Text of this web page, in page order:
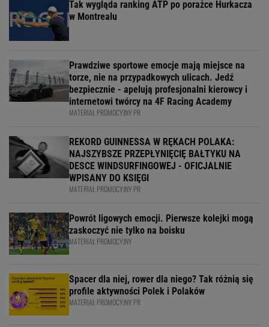
Tak wygląda ranking ATP po porażce Hurkacza
w Montrealu
Prawdziwe sportowe emocje mają miejsce na
torze, nie na przypadkowych ulicach. Jedź
bezpiecznie - apelują profesjonalni kierowcy i
internetowi twórcy na 4F Racing Academy
MATERIAŁ PROMOCYJNY PR
REKORD GUINNESSA W RĘKACH POLAKA:
NAJSZYBSZE PRZEPŁYNIĘCIĘ BAŁTYKU NA
DESCE WINDSURFINGOWEJ - OFICJALNIE
WPISANY DO KSIĘGI
MATERIAŁ PROMOCYJNY PR
Powrót ligowych emocji. Pierwsze kolejki mogą
zaskoczyć nie tylko na boisku
MATERIAŁ PROMOCYJNY
Spacer dla niej, rower dla niego? Tak różnią się
profile aktywności Polek i Polaków
MATERIAŁ PROMOCYJNY PR